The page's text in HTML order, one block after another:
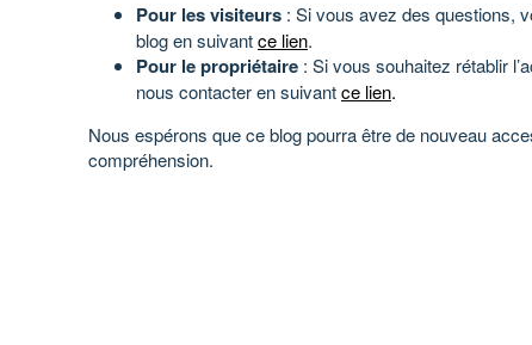
Pour les visiteurs : Si vous avez des questions,
blog en suivantce lien.
Pour le propriétaire : Si vous souhaitez rétablir
nous contacter en suivantce lien.
Nous espérons que ce blog pourra être de nouveau
compréhension.